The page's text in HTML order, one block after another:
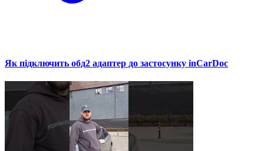
Як підключить обд2 адаптер до застосунку inCarDoc